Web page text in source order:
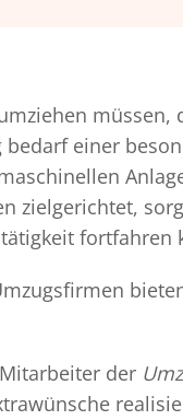
müssen,
einer
zielgerichtet,
fortfahren
der